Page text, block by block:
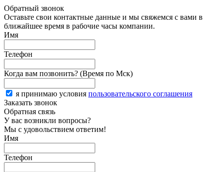
Обратный звонок
Оставьте свои контактные данные и мы свяжемся с вами в
ближайшее время в рабочие часы компании.
Имя
Телефон
Когда вам позвонить? (Время по Мск)
я принимаю условия пользовательского соглашения
Заказать звонок
Обратная связь
У вас возникли вопросы?
Мы с удовольствием ответим!
Имя
Телефон